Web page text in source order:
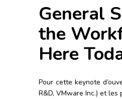
General
the
Here
Pour cette keynote
R&D, VMware Inc.) et